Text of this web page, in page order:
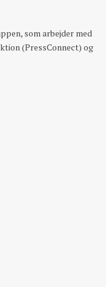
som arbejder med
(PressConnect) og